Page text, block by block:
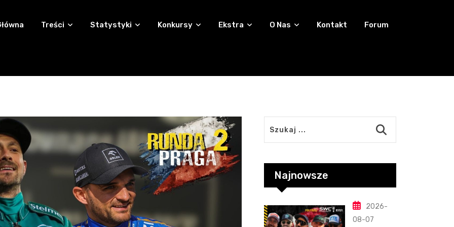
Treści Statystyki Konkursy Ekstra O Nas Kontakt Forum
Najnowsze
2026-
08-07